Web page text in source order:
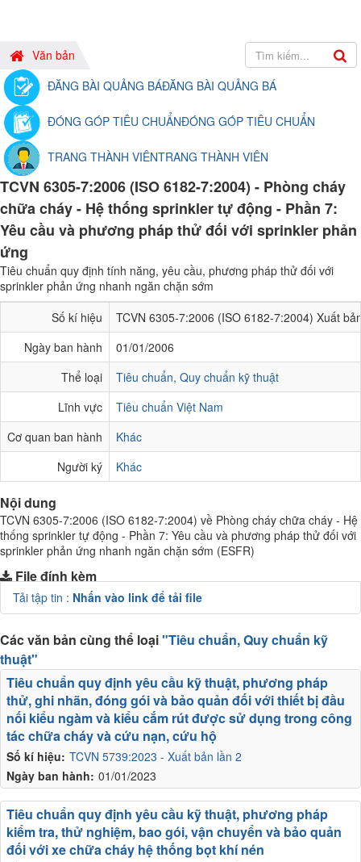
Văn bản
ĐĂNG BÀI QUẢNG BÁĐĂNG BÀI QUẢNG BÁ
ĐÓNG GÓP TIÊU CHUẨNĐÓNG GÓP TIÊU CHUẨN
TRANG THÀNH VIÊNTRANG THÀNH VIÊN
TCVN 6305-7:2006 (ISO 6182-7:2004) - Phòng cháy
chữa cháy - Hệ thống sprinkler tự động - Phần 7:
Yêu cầu và phương pháp thử đối với sprinkler phản
ứng
Tiêu chuẩn quy định tính năng, yêu cầu, phương pháp thử đối với
sprinkler phản ứng nhanh ngăn chặn sớm
Số kí hiệu
TCVN 6305-7:2006 (ISO 6182-7:2004) Xuất
Ngày ban hành
01/01/2006
Thể loại
Tiêu chuẩn, Quy chuẩn kỹ thuật
Lĩnh vực
Tiêu chuẩn Việt Nam
Cơ quan ban hành
Khác
Người ký
Khác
Nội dung
TCVN 6305-7:2006 (ISO 6182-7:2004) về Phòng cháy chữa cháy - Hệ
thống sprinkler tự động - Phần 7: Yêu cầu và phương pháp thử đối với
sprinkler phản ứng nhanh ngăn chặn sớm (ESFR)
File đính kèm
Tải tập tin : Nhấn vào link để tải file
Các văn bản cùng thể loại"Tiêu chuẩn, Quy chuẩn kỹ
thuật"
Số kí hiệu: TCVN 5739:2023 - Xuất bản lần 2
Ngày ban hành: 01/01/2023
Tiêu chuẩn quy định yêu cầu kỹ thuật, phương pháp
thử, ghi nhãn, đóng gói và bảo quản đối với thiết bị đầu
nối kiểu ngàm và kiểu cắm rút được sử dụng trong công
tác chữa cháy và cứu nạn, cứu hộ
Tiêu chuẩn quy định yêu cầu kỹ thuật, phương pháp
kiểm tra, thử nghiệm, bao gói, vận chuyển và bảo quản
đối với xe chữa cháy hệ thống bọt khí nén